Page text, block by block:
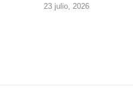
23 julio, 2026